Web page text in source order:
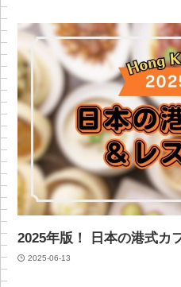
2025年版！ 日本の港式カ
2025-06-13